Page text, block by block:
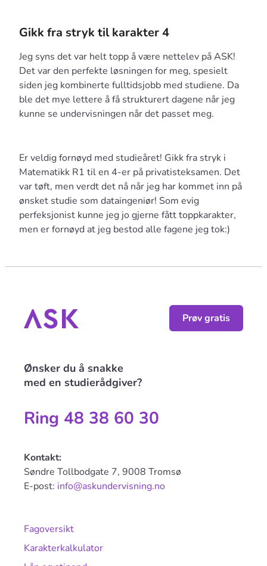
Gikk fra stryk til karakter 4
Jeg syns det var helt topp å være nettelev på ASK!
Det var den perfekte løsningen for meg, spesielt
siden jeg kombinerte fulltidsjobb med studiene. Da
ble det mye lettere å få strukturert dagene når jeg
kunne se undervisningen når det passet meg.
Er veldig fornøyd med studieåret! Gikk fra stryk i
Matematikk R1 til en 4-er på privatisteksamen. Det
var tøft, men verdt det nå når jeg har kommet inn på
ønsket studie som dataingeniør! Som evig
perfeksjonist kunne jeg jo gjerne fått toppkarakter,
men er fornøyd at jeg bestod alle fagene jeg tok:)
Fagoversikt
Karakterkalkulator
Ønsker du å snakke
med en studierådgiver?
Ring 48 38 60 30
Kontakt:
Søndre Tollbodgate 7, 9008 Tromsø
E-post: info@askundervisning.no
Prøv gratis